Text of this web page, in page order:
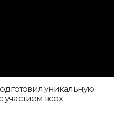
уникальную
всех